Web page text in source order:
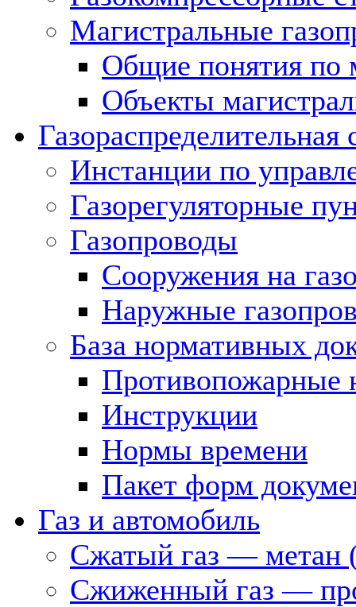
Магистральные
Общие понятия по
Объекты
Газораспределительная
Инстанции по
Газорегуляторные
Газопроводы
Сооружения на
Наружные
База нормативных
Противопожарные
Инструкции
Нормы времени
Пакет форм
Газ и автомобиль
Сжатый газ — метан
Сжиженный газ —